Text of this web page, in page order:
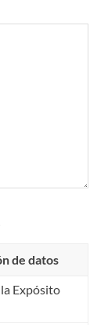
de datos
Expósito